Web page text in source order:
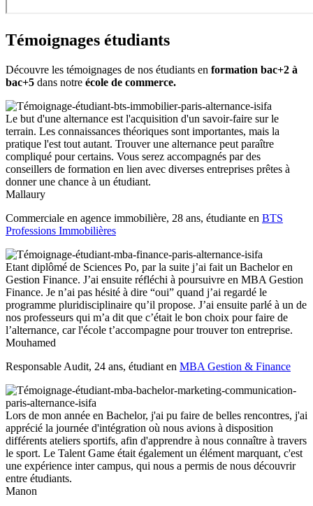
Témoignages étudiants
Découvre les témoignages de nos étudiants en formation bac+2 à
bac+5 dans notre école de commerce.
Le but d'une alternance est l'acquisition d'un savoir-faire sur le
terrain. Les connaissances théoriques sont importantes, mais la
pratique l'est tout autant. Trouver une alternance peut paraître
compliqué pour certains. Vous serez accompagnés par des
conseillers de formation en lien avec diverses entreprises prêtes à
donner une chance à un étudiant.
Mallaury
Commerciale en agence immobilière, 28 ans, étudiante en BTS
Professions Immobilières
Etant diplômé de Sciences Po, par la suite j’ai fait un Bachelor en
Gestion Finance. J’ai ensuite réfléchi à poursuivre en MBA Gestion
Finance. Je n’ai pas hésité à dire “oui” quand j’ai regardé le
programme pluridisciplinaire qu’il propose. J’ai ensuite parlé à un de
nos professeurs qui m’a dit que c’était le bon choix pour faire de
l’alternance, car l'école t’accompagne pour trouver ton entreprise.
Mouhamed
Responsable Audit, 24 ans, étudiant en MBA Gestion & Finance
Lors de mon année en Bachelor, j'ai pu faire de belles rencontres, j'ai
apprécié la journée d'intégration où nous avions à disposition
différents ateliers sportifs, afin d'apprendre à nous connaître à travers
le sport. Le Talent Game était également un élément marquant, c'est
une expérience inter campus, qui nous a permis de nous découvrir
entre étudiants.
Manon